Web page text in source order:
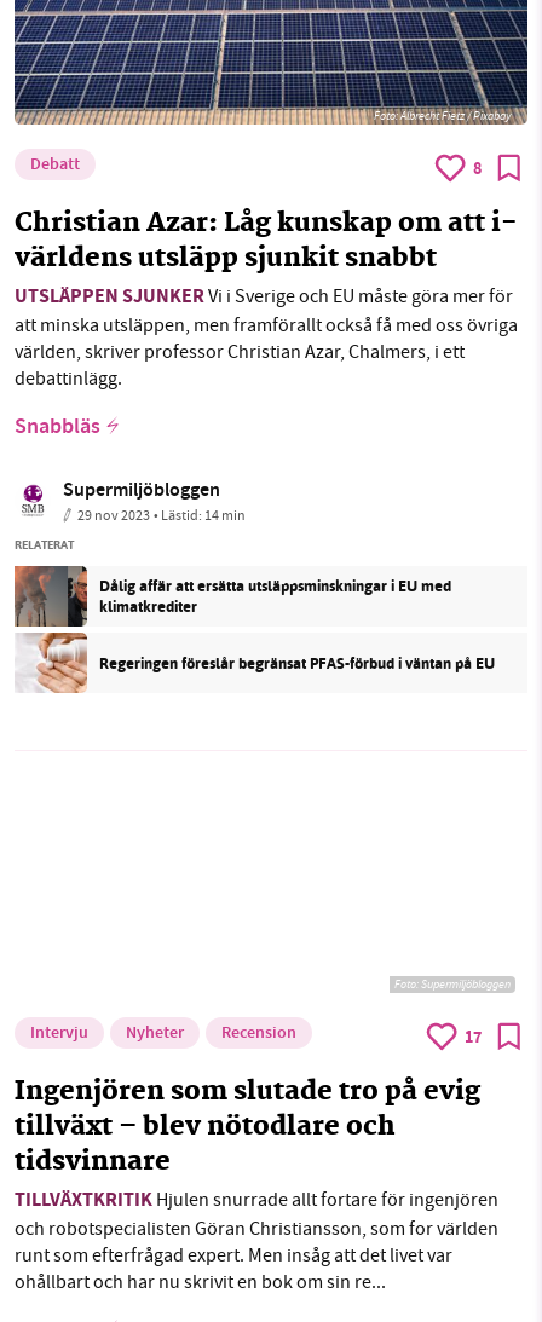
Foto:Albrecht Fietz / Pixabay
Debatt 8
Christian Azar: Låg kunskap om att i-
världens utsläpp sjunkit snabbt
UTSLÄPPEN SJUNKERVi i Sverige och EU måste göra mer för
att minska utsläppen, men framförallt också få med oss övriga
världen, skriver professor Christian Azar, Chalmers, i ett
debattinlägg.
Snabbläs
Supermiljöbloggen
29 nov 2023• Lästid: 14 min
RELATERAT
Dålig affär att ersätta utsläppsminskningar i EU med
klimatkrediter
Regeringen föreslår begränsat PFAS-förbud i väntan på EU
Foto: Supermiljöbloggen
Intervju Nyheter Recension 17
Ingenjören som slutade tro på evig
tillväxt – blev nötodlare och
tidsvinnare
TILLVÄXTKRITIK Hjulen snurrade allt fortare för ingenjören
och robotspecialisten Göran Christiansson, som for världen
runt som efterfrågad expert. Men insåg att det livet var
ohållbart och har nu skrivit en bok om sin re...